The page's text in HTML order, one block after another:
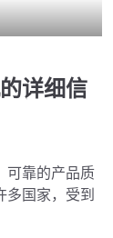
详细信
可靠的产品质
多国家，受到